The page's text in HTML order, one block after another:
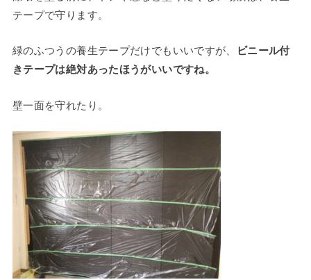
テープで守ります。
緑のふつうの養生テープだけでもいいですが、
ビニール付
きテープは絶対あったほうがいいですね。
壁一面を守れたり。